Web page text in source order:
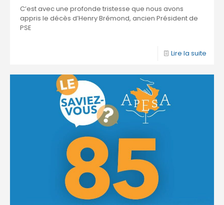
C’est avec une profonde tristesse que nous avons
appris le décès d’Henry Brémond, ancien Président de
PSE
Lire la suite